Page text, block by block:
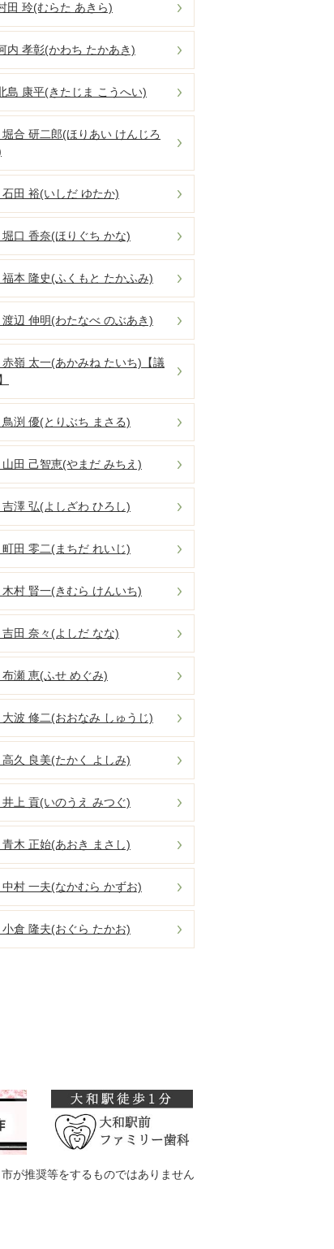
田 玲(むらた あきら)
内 孝彰(かわち たかあき)
島 康平(きたじま こうへい)
堀合 研二郎(ほりあい けんじろ
石田 裕(いしだ ゆたか)
堀口 香奈(ほりぐち かな)
福本 隆史(ふくもと たかふみ)
渡辺 伸明(わたなべ のぶあき)
赤嶺 太一(あかみね たいち)【議
鳥渕 優(とりぶち まさる)
山田 己智恵(やまだ みちえ)
吉澤 弘(よしざわ ひろし)
町田 零二(まちだ れいじ)
木村 賢一(きむら けんいち)
吉田 奈々(よしだ なな)
布瀬 恵(ふせ めぐみ)
大波 修二(おおなみ しゅうじ)
高久 良美(たかく よしみ)
井上 貢(いのうえ みつぐ)
青木 正始(あおき まさし)
中村 一夫(なかむら かずお)
小倉 隆夫(おぐら たかお)
が推奨等をするものではありません